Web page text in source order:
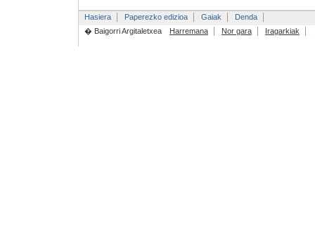
Hasiera Paperezko edizioa Gaiak
Denda
� Baigorri Argitaletxea
Harremana Nor gara Iragarkiak